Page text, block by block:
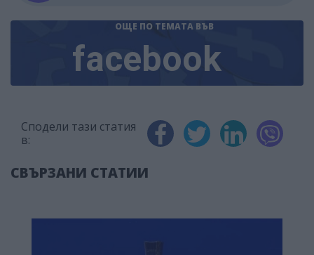
ОЩЕ ПО ТЕМАТА ВЪВ
facebook
Сподели тази статия
в:
СВЪРЗАНИ СТАТИИ